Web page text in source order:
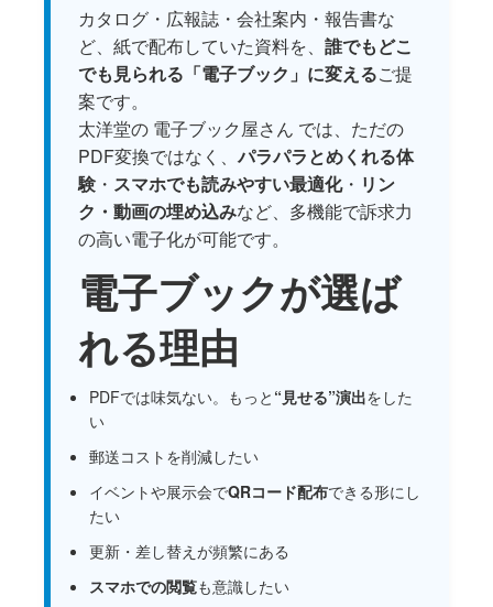
カタログ・広報誌・会社案内・報告書な
ど、紙で配布していた資料を、 誰でもどこ
でも見られる「電子ブック」に変えるご提
案です。
太洋堂の 電子ブック屋さん では、ただの
PDF変換ではなく、パラパラとめくれる体
験 ・ スマホでも読みやすい最適化・ リン
ク・動画の埋め込みなど、多機能で訴求力
の高い電子化が可能です。
電子ブックが選ば
れる理由
PDFでは味気ない。もっと “見せる”演出をした
い
郵送コストを削減したい
イベントや展示会でQRコード配布できる形にし
たい
更新・差し替えが頻繁にある
スマホでの閲覧も意識したい